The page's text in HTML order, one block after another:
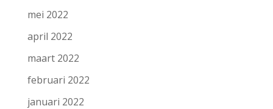
mei 2022
april 2022
maart 2022
februari 2022
januari 2022